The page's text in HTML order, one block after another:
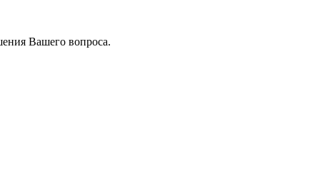
Вашего вопроса.